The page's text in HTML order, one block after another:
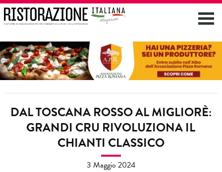
DAL TOSCANA ROSSO AL MIGLIORÈ:
GRANDI CRU RIVOLUZIONA IL
CHIANTI CLASSICO
3 Maggio 2024